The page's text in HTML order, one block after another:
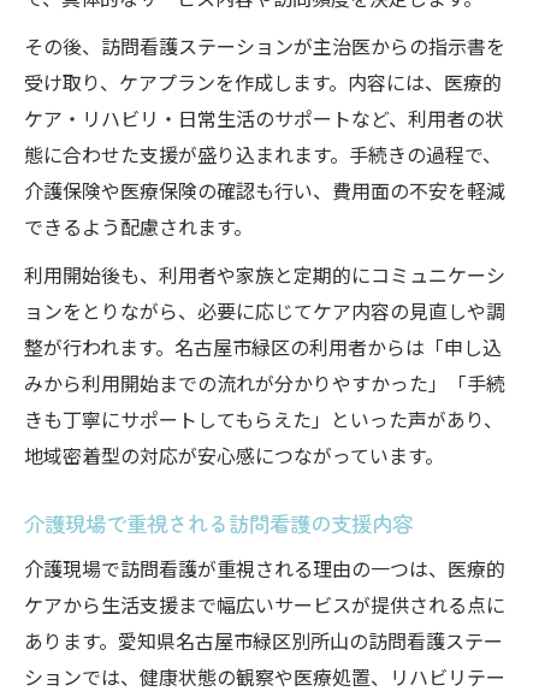
その後、訪問看護ステーションが主治医からの指示書を
受け取り、ケアプランを作成します。内容には、医療的
ケア・リハビリ・日常生活のサポートなど、利用者の状
態に合わせた支援が盛り込まれます。手続きの過程で、
介護保険や医療保険の確認も行い、費用面の不安を軽減
できるよう配慮されます。
利用開始後も、利用者や家族と定期的にコミュニケーシ
ョンをとりながら、必要に応じてケア内容の見直しや調
整が行われます。名古屋市緑区の利用者からは「申し込
みから利用開始までの流れが分かりやすかった」「手続
きも丁寧にサポートしてもらえた」といった声があり、
地域密着型の対応が安心感につながっています。
介護現場で重視される訪問看護の支援内容
介護現場で訪問看護が重視される理由の一つは、医療的
ケアから生活支援まで幅広いサービスが提供される点に
あります。愛知県名古屋市緑区別所山の訪問看護ステー
ションでは、健康状態の観察や医療処置、リハビリテー